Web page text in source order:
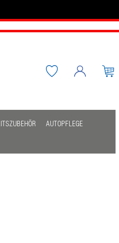
AUTOPFLEGE